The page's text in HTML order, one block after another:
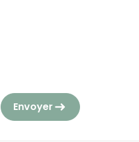
conformément à
personnel.
vous opposer à
Envoyer